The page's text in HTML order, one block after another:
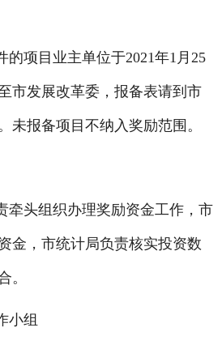
的项目业主单位于2021年1月25
市发展改革委，报备表请到市
未报备项目不纳入奖励范围。
牵头组织办理奖励资金工作，市
金，市统计局负责核实投资数
。
小组